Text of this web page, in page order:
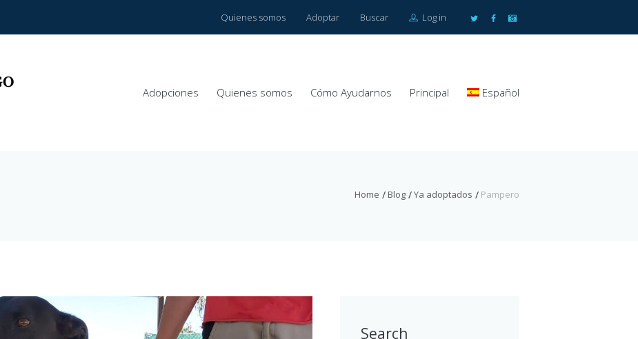
Quienes somos Adoptar Buscar Log in
Adopciones Quienes somos Cómo Ayudarnos Principal Español
Home Blog Ya adoptados Pampero
Search